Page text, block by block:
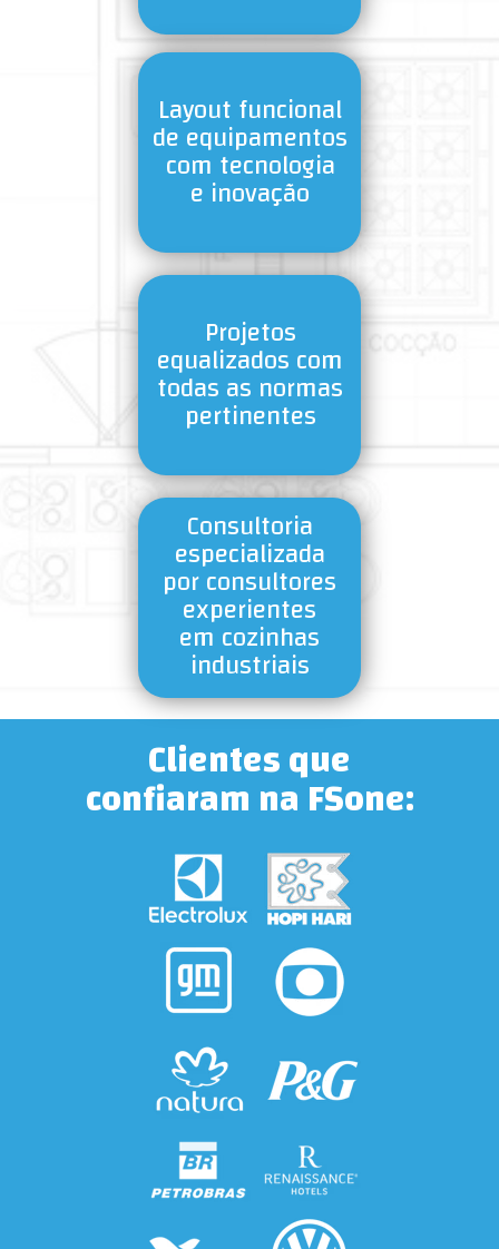
Layout funcional
de equipamentos
com tecnologia
e inovação
Projetos
equalizados com
todas as normas
pertinentes
Consultoria
especializada
por consultores
experientes
em cozinhas
industriais
Clientes que
confiaram na FSone: